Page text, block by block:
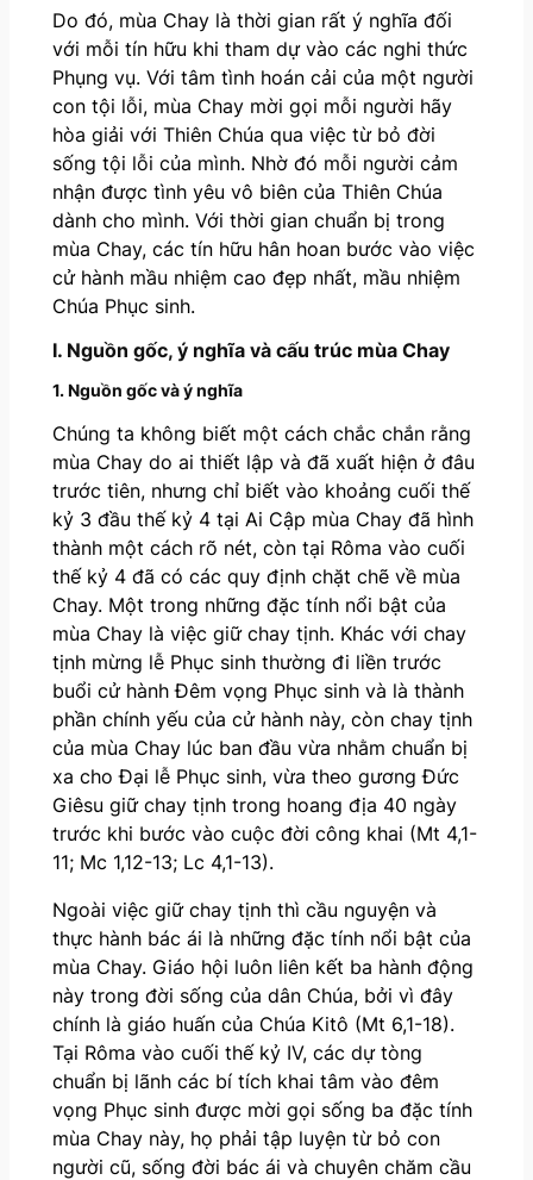
Do đó, mùa Chay là thời gian rất ý nghĩa đối
với mỗi tín hữu khi tham dự vào các nghi thức
Phụng vụ. Với tâm tình hoán cải của một người
con tội lỗi, mùa Chay mời gọi mỗi người hãy
hòa giải với Thiên Chúa qua việc từ bỏ đời
sống tội lỗi của mình. Nhờ đó mỗi người cảm
nhận được tình yêu vô biên của Thiên Chúa
dành cho mình. Với thời gian chuẩn bị trong
mùa Chay, các tín hữu hân hoan bước vào việc
cử hành mầu nhiệm cao đẹp nhất, mầu nhiệm
Chúa Phục sinh.
I. Nguồn gốc, ý nghĩa và cấu trúc mùa Chay
1. Nguồn gốc và ý nghĩa
Chúng ta không biết một cách chắc chắn rằng
mùa Chay do ai thiết lập và đã xuất hiện ở đâu
trước tiên, nhưng chỉ biết vào khoảng cuối thế
kỷ 3 đầu thế kỷ 4 tại Ai Cập mùa Chay đã hình
thành một cách rõ nét, còn tại Rôma vào cuối
thế kỷ 4 đã có các quy định chặt chẽ về mùa
Chay. Một trong những đặc tính nổi bật của
mùa Chay là việc giữ chay tịnh. Khác với chay
tịnh mừng lễ Phục sinh thường đi liền trước
buổi cử hành Đêm vọng Phục sinh và là thành
phần chính yếu của cử hành này, còn chay tịnh
của mùa Chay lúc ban đầu vừa nhằm chuẩn bị
xa cho Đại lễ Phục sinh, vừa theo gương Đức
Giêsu giữ chay tịnh trong hoang địa 40 ngày
trước khi bước vào cuộc đời công khai (Mt 4,1-
11; Mc 1,12-13; Lc 4,1-13).
Ngoài việc giữ chay tịnh thì cầu nguyện và
thực hành bác ái là những đặc tính nổi bật của
mùa Chay. Giáo hội luôn liên kết ba hành động
này trong đời sống của dân Chúa, bởi vì đây
chính là giáo huấn của Chúa Kitô (Mt 6,1-18).
Tại Rôma vào cuối thế kỷ IV, các dự tòng
chuẩn bị lãnh các bí tích khai tâm vào đêm
vọng Phục sinh được mời gọi sống ba đặc tính
mùa Chay này, họ phải tập luyện từ bỏ con
người cũ, sống đời bác ái và chuyên chăm cầu